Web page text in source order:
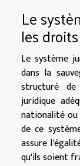
Le
les
Le système
dans la
structuré
juridique
nationalité ou
de ce
assure
qu'ils soient